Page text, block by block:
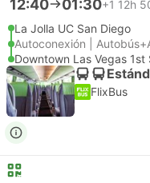
12:40 01:30+1 12h
La Jolla UC San Diego
Autoconexión |
Downtown Las Vegas 1st
FlixBus